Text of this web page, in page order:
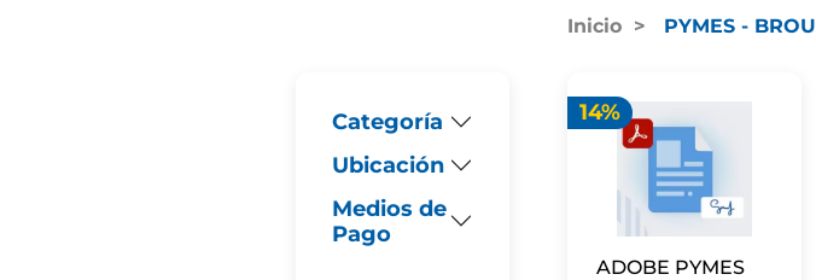
Inicio PYMES - BROU
Categoría
Ubicación
Medios de
Pago
14%
ADOBE PYMES